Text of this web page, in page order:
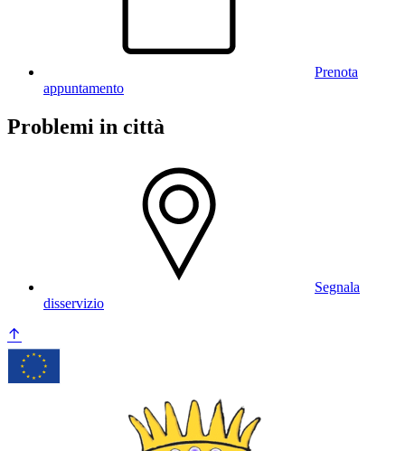
Prenota
appuntamento
Problemi in città
Segnala
disservizio